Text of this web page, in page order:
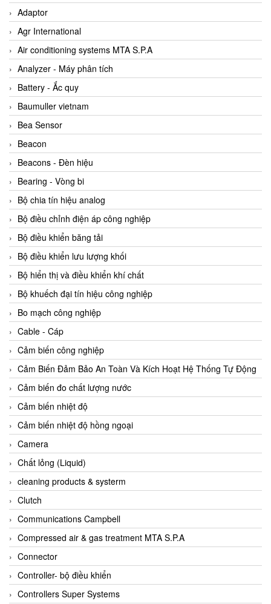
AC Infinity Vietnam
AC&E Telecommunications
AC&T Vietnam
Accepta Vietnam
ACCUMAC Vietnam
AccuWeb Vietnam
Acey
ACOEM Vietnam
ADCA Vietnam
ADFweb Vietnam
Adler Vietnam
Ados Vietnam
Advanced Energy Vietnam
Advantech Vietnam
Agate Vietnam
AGR International Vietnam
Aichi Tokei Denki Vietnam
Aii Vietnam
AIKOH
AINUO Vietnam
AIR MAJOR
Aira Euro Automation
Airtac Vietnam
Airtec Vietnam
AI-Tek Vietnam
Akerstroms Viet Nam
AKO Armaturen & Separationstechnik
AKO Armaturen & Separationstechnik Vietnam
AKUSENSE
ALA OFFICINE SPA
Albrecht-Automatik Viet Nam
Allen Bradley Vietnam
Adaptor
Agr International
Air conditioning systems MTA S.P.A
Analyzer - Máy phân tích
Battery - Ắc quy
Baumuller vietnam
Bea Sensor
Beacon
Beacons - Đèn hiệu
Bearing - Vòng bi
Bộ chia tín hiệu analog
Bộ điều chỉnh điện áp công nghiệp
Bộ điều khiển băng tải
Bộ điều khiển lưu lượng khối
Bộ hiển thị và điều khiển khí chất
Bộ khuếch đại tín hiệu công nghiệp
Bo mạch công nghiệp
Cable - Cáp
Cảm biến công nghiệp
Cảm Biến Đảm Bảo An Toàn Và Kích Hoạt Hệ Thống Tự Động
Cảm biến đo chất lượng nước
Cảm biến nhiệt độ
Cảm biến nhiệt độ hồng ngoại
Camera
Chất lỏng (Liquid)
cleaning products & systerm
Clutch
Communications Campbell
Compressed air & gas treatment MTA S.P.A
Connector
Controller- bộ điều khiển
Controllers Super Systems